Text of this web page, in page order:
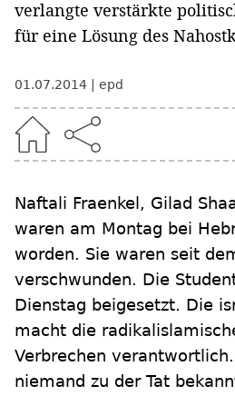
verlangte verstärkte
für eine Lösung des
01.07.2014 epd
Naftali Fraenkel, Gilad
waren am Montag bei
worden. Sie waren seit
verschwunden. Die
Dienstag beigesetzt. Die
macht die
Verbrechen
niemand zu der Tat